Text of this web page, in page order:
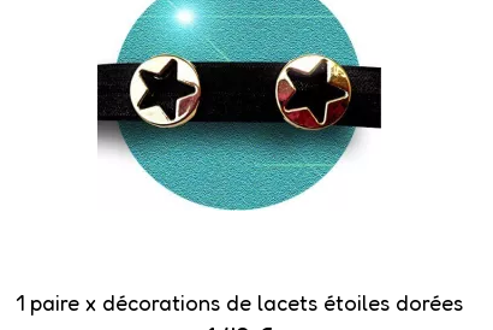
1 paire x ​décorations de lacets étoiles dorées